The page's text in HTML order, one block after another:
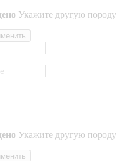
Укажите другую породу
Укажите другую породу